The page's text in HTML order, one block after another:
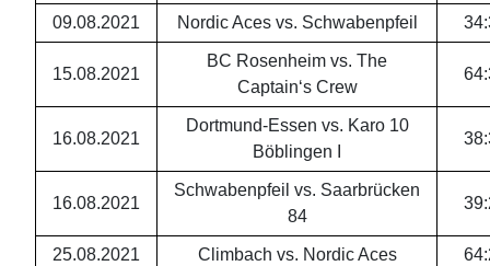
09.08.2021 Nordic Aces vs. Schwabenpfeil 34:
15.08.2021
BC Rosenheim vs. The
Captain‘s Crew
64:
16.08.2021
Dortmund-Essen vs. Karo 10
Böblingen I
38:
16.08.2021
Schwabenpfeil vs. Saarbrücken
84
39:
25.08.2021 Climbach vs. Nordic Aces 64: